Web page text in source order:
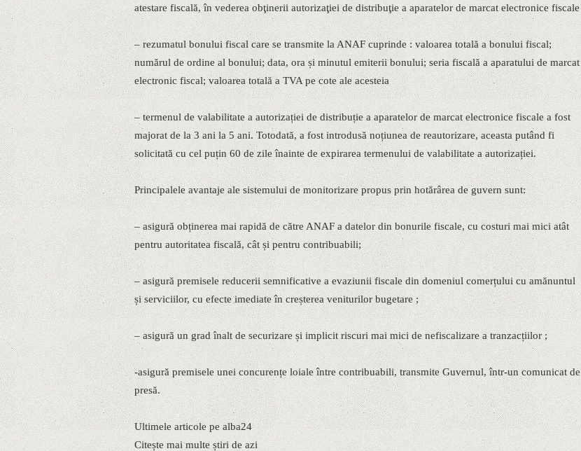
atestare fiscală, în vederea obţinerii autorizaţiei de distribuţie a aparatelor de marcat electronice fiscale
– rezumatul bonului fiscal care se transmite la ANAF cuprinde : valoarea totală a bonului fiscal;
numărul de ordine al bonului; data, ora și minutul emiterii bonului; seria fiscală a aparatului de marcat
electronic fiscal; valoarea totală a TVA pe cote ale acesteia
– termenul de valabilitate a autorizației de distribuție a aparatelor de marcat electronice fiscale a fost
majorat de la 3 ani la 5 ani. Totodată, a fost introdusă noțiunea de reautorizare, aceasta putând fi
solicitată cu cel puțin 60 de zile înainte de expirarea termenului de valabilitate a autorizației.
Principalele avantaje ale sistemului de monitorizare propus prin hotărârea de guvern sunt:
– asigură obținerea mai rapidă de către ANAF a datelor din bonurile fiscale, cu costuri mai mici atât
pentru autoritatea fiscală, cât și pentru contribuabili;
– asigură premisele reducerii semnificative a evaziunii fiscale din domeniul comerțului cu amănuntul
și serviciilor, cu efecte imediate în creșterea veniturilor bugetare ;
– asigură un grad înalt de securizare și implicit riscuri mai mici de nefiscalizare a tranzacțiilor ;
-asigură premisele unei concurențe loiale între contribuabili, transmite Guvernul, într-un comunicat de
presă.
Ultimele articole pe alba24
Citește mai multe știri de azi